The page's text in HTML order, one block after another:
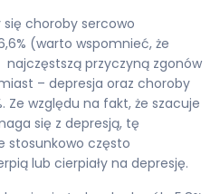
się choroby sercowo
(warto wspomnieć, że
najczęstszą przyczyną zgonów
– depresja oraz choroby
Ze względu na fakt, że szacuje
się z depresją, tę
stosunkowo często
lub cierpiały na depresję.